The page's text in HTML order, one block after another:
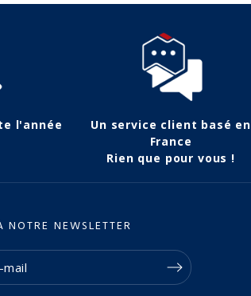
l'année
Un service client basé en
France
Rien que pour vous !
NEWSLETTER